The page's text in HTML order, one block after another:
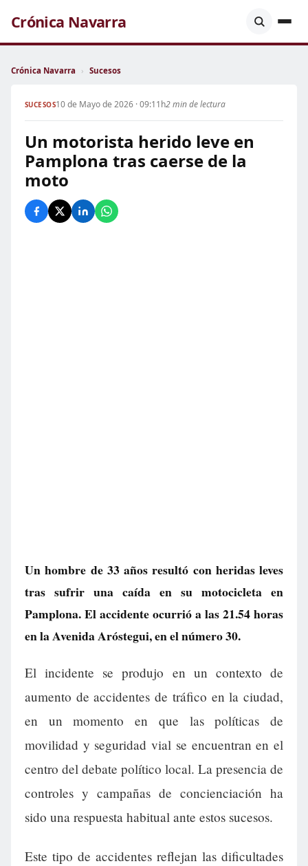
Crónica Navarra
Crónica Navarra › Sucesos
SUCESOS10 de Mayo de 2026 · 09:11h2 min de lectura
Un motorista herido leve en
Pamplona tras caerse de la
moto
Un hombre de 33 años resultó con heridas leves
tras sufrir una caída en su motocicleta en
Pamplona. El accidente ocurrió a las 21.54 horas
en la Avenida Aróstegui, en el número 30.
El incidente se produjo en un contexto de
aumento de accidentes de tráfico en la ciudad,
en un momento en que las políticas de
movilidad y seguridad vial se encuentran en el
centro del debate político local. La presencia de
controles y campañas de concienciación ha
sido una respuesta habitual ante estos sucesos.
Este tipo de accidentes reflejan las dificultades